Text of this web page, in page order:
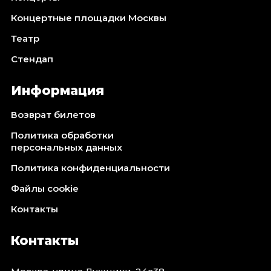
Концертные площадки Москвы
Театр
Стендап
Информация
Возврат билетов
Политика обработки
персональных данных
Политика конфиденциальности
Файлы cookie
Контакты
Контакты